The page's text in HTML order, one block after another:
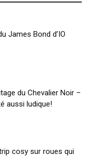
James Bond d’IO
du Chevalier Noir –
aussi ludique!
cosy sur roues qui